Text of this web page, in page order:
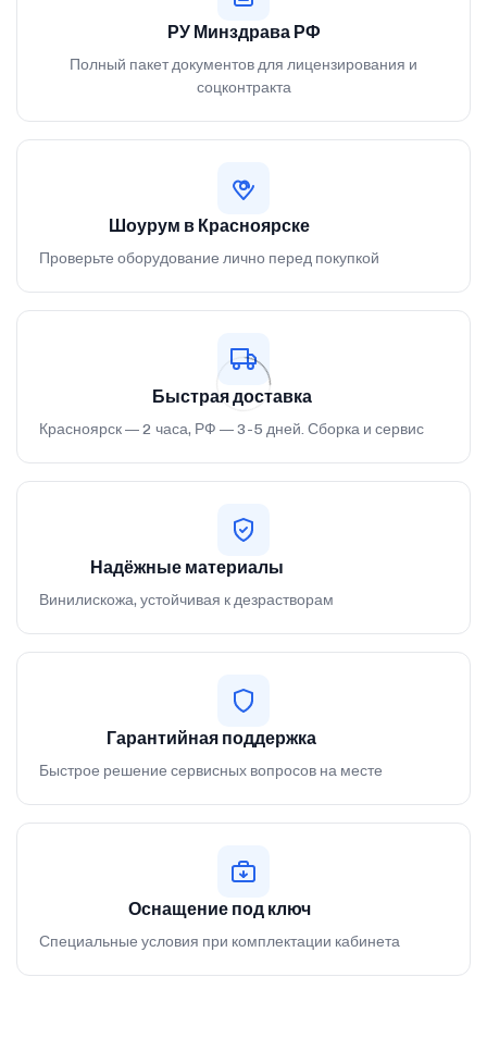
РУ Минздрава РФ
Полный пакет документов для лицензирования и
соцконтракта
Шоурум в Красноярске
Проверьте оборудование лично перед покупкой
Быстрая доставка
Красноярск — 2 часа, РФ — 3-5 дней. Сборка и сервис
Надёжные материалы
Винилискожа, устойчивая к дезрастворам
Гарантийная поддержка
Быстрое решение сервисных вопросов на месте
Оснащение под ключ
Специальные условия при комплектации кабинета